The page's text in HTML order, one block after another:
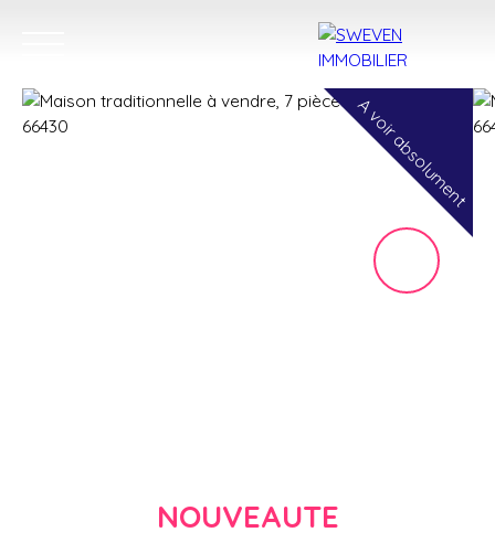
A voir absolument
NOUVEAUTE